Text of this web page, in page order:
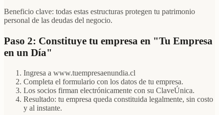
Beneficio clave: todas estas estructuras protegen tu patrimonio
personal de las deudas del negocio.
Paso 2: Constituye tu empresa en "Tu Empresa
en un Día"
Ingresa a www.tuempresaenundia.cl
Completa el formulario con los datos de tu empresa.
Los socios firman electrónicamente con su ClaveÚnica.
Resultado: tu empresa queda constituida legalmente, sin costo
y al instante.